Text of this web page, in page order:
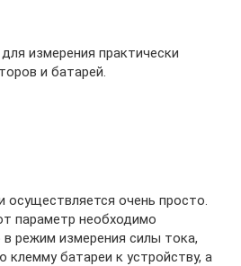
измерения практически
и батарей.
осуществляется очень просто.
параметр необходимо
режим измерения силы тока,
батареи к устройству, а